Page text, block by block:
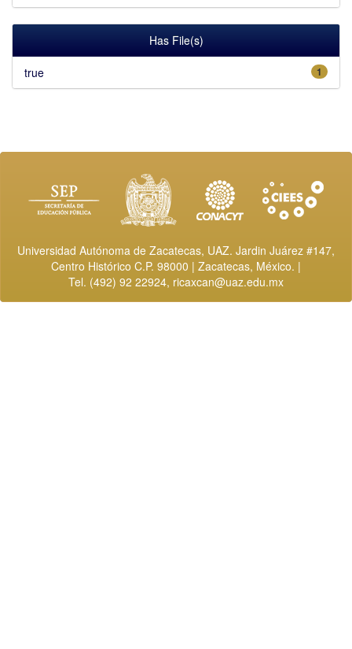
Has File(s)
1
true
Universidad Autónoma de Zacatecas, UAZ. Jardin Juárez #147,
Centro Histórico C.P. 98000 | Zacatecas, México. |
Tel. (492) 92 22924, ricaxcan@uaz.edu.mx